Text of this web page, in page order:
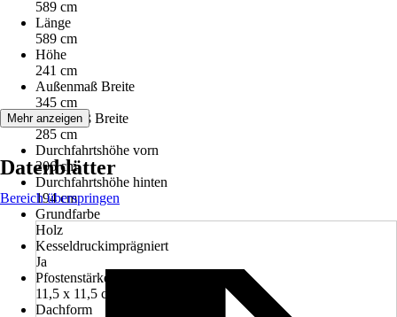
589 cm
Länge
589 cm
Höhe
241 cm
Außenmaß Breite
345 cm
Innenmaß Breite
285 cm
Durchfahrtshöhe vorn
206 cm
Durchfahrtshöhe hinten
194 cm
Grundfarbe
Holz
Kesseldruckimprägniert
Ja
Pfostenstärke
11,5 x 11,5 cm
Dachform
Mehr anzeigen
Datenblätter
Bereich überspringen